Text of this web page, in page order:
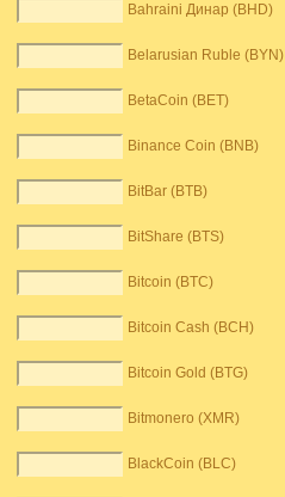
Bahraini Динар (BHD)
Belarusian Ruble (BYN)
BetaCoin (BET)
Binance Coin (BNB)
BitBar (BTB)
BitShare (BTS)
Bitcoin (BTC)
Bitcoin Cash (BCH)
Bitcoin Gold (BTG)
Bitmonero (XMR)
BlackCoin (BLC)